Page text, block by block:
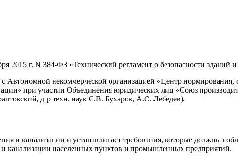
2015 г. N 384-ФЗ «Технический регламент о безопасности зданий
некоммерческой организацией «Центр нормирования,
при участии Объединения юридических лиц «Союз
д-р техн. наук С.В. Бухаров, А.С. Лебедев).
и канализации и устанавливает требования, которые должны
канализации населенных пунктов и промышленных предприятий.